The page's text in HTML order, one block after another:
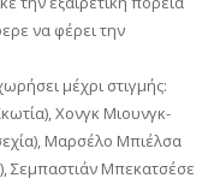
να φέρει την
μέχρι στιγμής:
Χονγκ Μιουνγκ-
Μαρσέλο Μπιέλσα
Σεμπαστιάν Μπεκατσέσε